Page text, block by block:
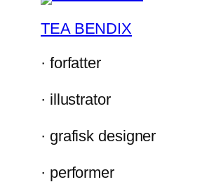
TEA BENDIX
· forfatter
· illustrator
· grafisk designer
· performer